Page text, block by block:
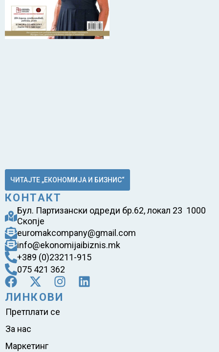
ЧИТАЈТЕ „ЕКОНОМИЈА И БИЗНИС“
КОНТАКТ
Бул. Партизански одреди бр.62, локал 23 1000
Скопје
euromakcompany@gmail.com
info@ekonomijaibiznis.mk
+389 (0)23211-915
075 421 362
ЛИНКОВИ
Претплати се
За нас
Маркетинг